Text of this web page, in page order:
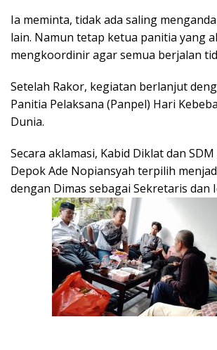
Ia meminta, tidak ada saling
lain. Namun tetap ketua panitia yang
mengkoordinir agar semua berjalan
Setelah Rakor, kegiatan berlanjut
Panitia Pelaksana (Panpel) Hari
Dunia.
Secara aklamasi, Kabid Diklat dan SDM
Depok Ade Nopiansyah terpilih
dengan Dimas sebagai Sekretaris dan